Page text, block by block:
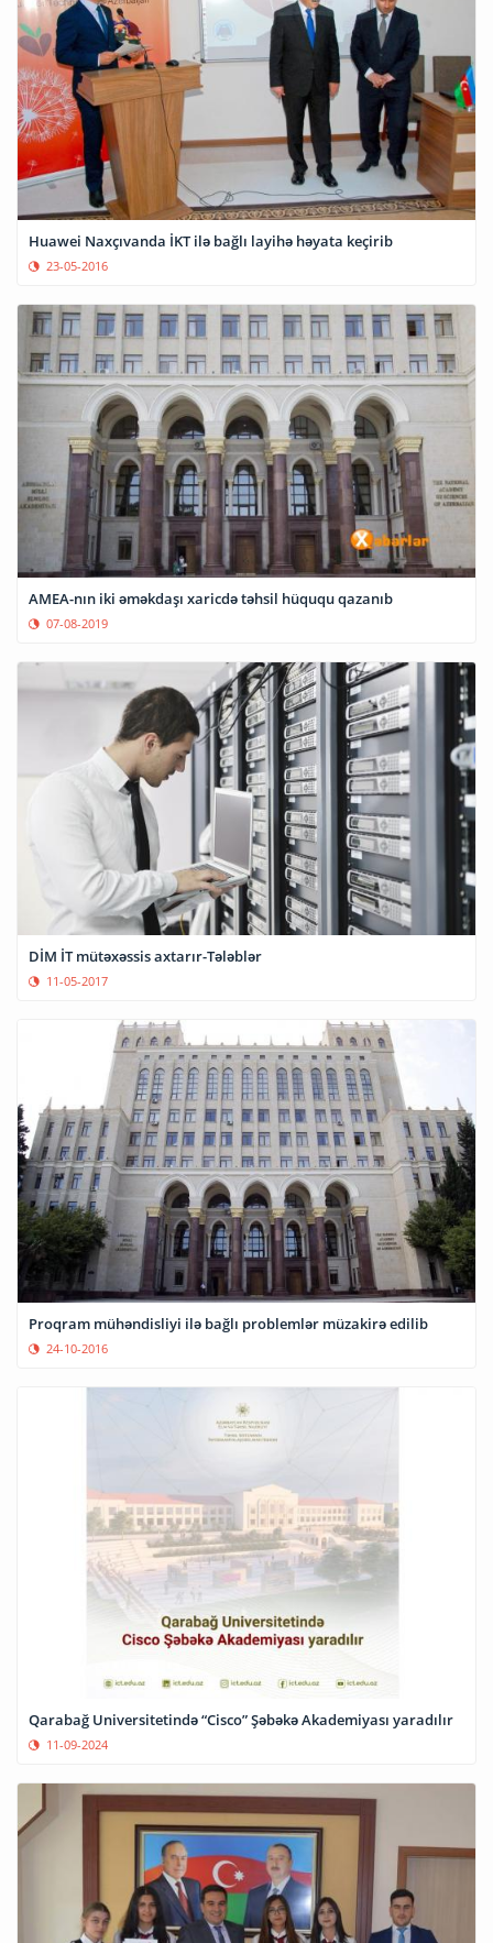
Huawei Naxçıvanda İKT ilə bağlı layihə həyata keçirib
23-05-2016
AMEA-nın iki əməkdaşı xaricdə təhsil hüququ qazanıb
07-08-2019
DİM İT mütəxəssis axtarır-Tələblər
11-05-2017
Proqram mühəndisliyi ilə bağlı problemlər müzakirə edilib
24-10-2016
Qarabağ Universitetində “Cisco” Şəbəkə Akademiyası yaradılır
11-09-2024